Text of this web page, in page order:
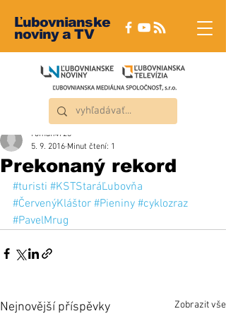
Ľubovnianske
noviny a TV
Prekonaný rekord
roman4723
5. 9. 2016 Minut čtení: 1
#turisti #KSTStaráĽubovňa
#ČervenýKláštor #Pieniny #cyklozraz
#PavelMrug
Nejnovější příspěvky Zobrazit vše